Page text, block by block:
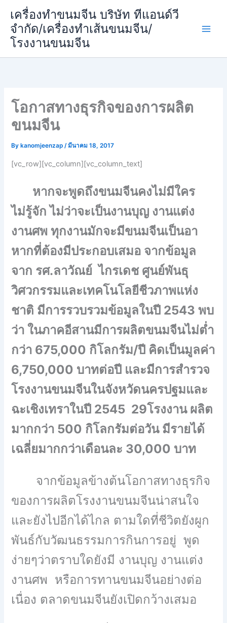
content
เครื่องทำขนมจีน บริษัท ทีแอนด์วี
จำกัด/เครื่องทำเส้นขนมจีน/
โรงงานขนมจีน
โอกาสทางธุรกิจของการผลิต
ขนมจีน
By kanomjeenzap/มีนาคม 18, 2017
[vc_row][vc_column][vc_column_text]
หากจะพูดถึงขนมจีนคงไม่มีใคร
ไม่รู้จัก ไม่ว่าจะเป็นงานบุญ งานแต่ง
งานศพ ทุกงานมักจะมีขนมจีนเป็นอา
หากที่ต้องมีประกอบเสมอ จากข้อมูล
จาก รศ.ลาวัณย์ ไกรเดช ศูนย์พันธุ
วิศวกรรมและเทคโนโลยีชีวภาพแห่ง
ชาติ มีการรวบรวมข้อมูลในปี 2543 พบ
ว่า ในภาคอีสานมีการผลิตขนมจีนไม่ต่ำ
กว่า 675,000 กิโลกรัม/ปี คิดเป็นมูลค่า
6,750,000 บาทต่อปี และมีการสำรวจ
โรงงานขนมจีนในจังหวัดนครปฐมและ
ฉะเชิงเทราในปี 2545 29โรงงาน ผลิต
มากกว่า 500 กิโลกรัมต่อวัน มีรายได้
เฉลี่ยมากกว่าเดือนละ 30,000 บาท
จากข้อมูลข้างต้นโอกาสทางธุรกิจ
ของการผลิตโรงงานขนมจีนน่าสนใจ
และยังไปอีกได้ไกล ตามใดที่ชีวิตยังผูก
พันธ์กับวัฒนธรรมการกินการอยู่ พูด
ง่ายๆว่าตราบใดยังมี งานบุญ งานแต่ง
งานศพ หรือการทานขนมจีนอย่างต่อ
เนื่อง ตลาดขนมจีนยังเปิดกว้างเสมอ